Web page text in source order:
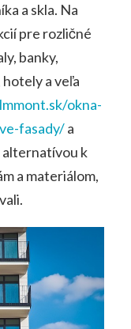
a skla. Na
pre rozličné
banky,
a veľa
okna-
fasady/a
alternatívou k
a materiálom,